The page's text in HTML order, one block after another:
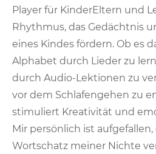
Player für KinderEltern und
Rhythmus, das Gedächtnis
eines Kindes fördern. Ob es
Alphabet durch Lieder zu
durch Audio-Lektionen zu
vor dem Schlafengehen zu
stimuliert Kreativität und
Mir persönlich ist aufgefallen,
Wortschatz meiner Nichte